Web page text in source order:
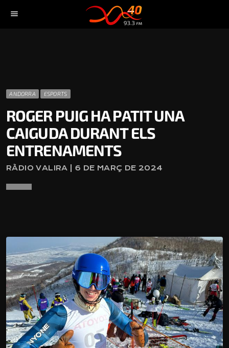
menu
ANDORRA ESPORTS
ROGER PUIG HA PATIT UNA
CAIGUDA DURANT ELS
ENTRENAMENTS
RÀDIO VALIRA | 6 DE MARÇ DE 2024